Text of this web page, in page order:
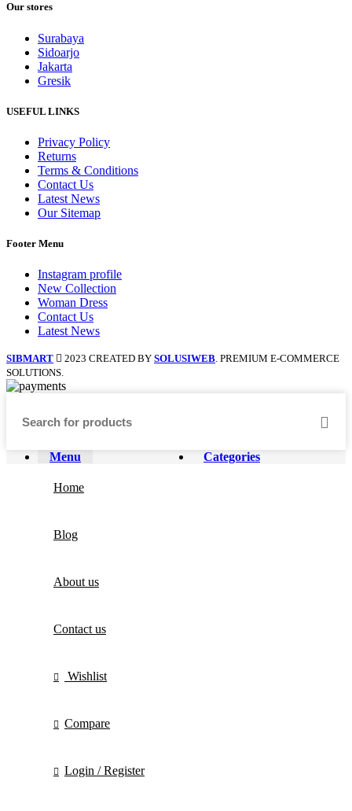
Our stores
Surabaya
Sidoarjo
Jakarta
Gresik
USEFUL LINKS
Privacy Policy
Returns
Terms & Conditions
Contact Us
Latest News
Our Sitemap
Footer Menu
Instagram profile
New Collection
Woman Dress
Contact Us
Latest News
SIBMART 2023 CREATED BY SOLUSIWEB. PREMIUM E-COMMERCE
SOLUTIONS.
Menu Categories
Home
Blog
About us
Contact us
Wishlist
Compare
Login / Register